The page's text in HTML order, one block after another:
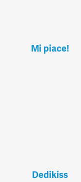
Mi piace!
Dedikiss